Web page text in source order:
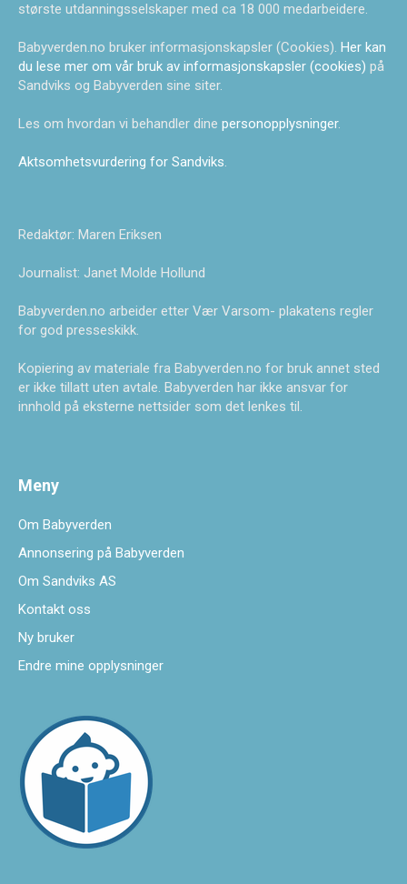
største utdanningsselskaper med ca 18 000 medarbeidere.
Babyverden.no bruker informasjonskapsler (Cookies). Her kan
du lese mer om vår bruk av informasjonskapsler (cookies) på
Sandviks og Babyverden sine siter.
Les om hvordan vi behandler dine personopplysninger.
Aktsomhetsvurdering for Sandviks.
Redaktør: Maren Eriksen
Journalist: Janet Molde Hollund
Babyverden.no arbeider etter Vær Varsom- plakatens regler
for god presseskikk.
Kopiering av materiale fra Babyverden.no for bruk annet sted
er ikke tillatt uten avtale. Babyverden har ikke ansvar for
innhold på eksterne nettsider som det lenkes til.
Meny
Om Babyverden
Annonsering på Babyverden
Om Sandviks AS
Kontakt oss
Ny bruker
Endre mine opplysninger